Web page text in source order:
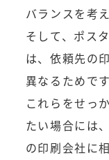
バランスを考
そして、ポス
は、依頼先の
異なるためです
これらをせっ
たい場合には
の印刷会社に